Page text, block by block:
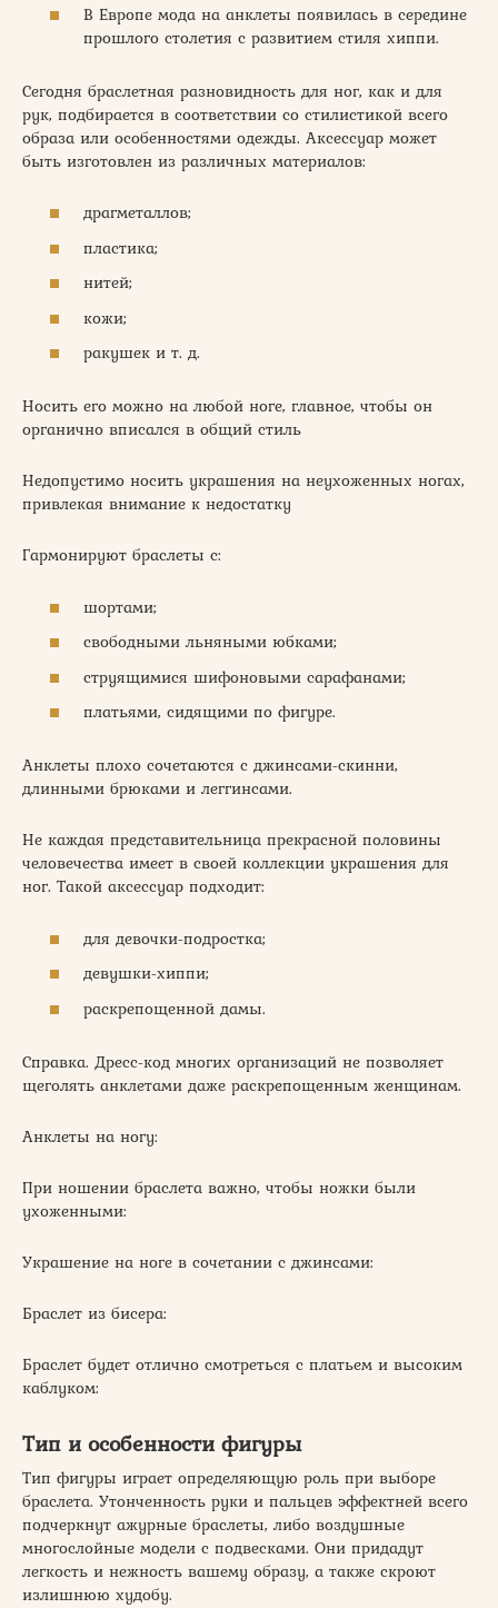
В Европе мода на анклеты появилась в середине
прошлого столетия с развитием стиля хиппи.
Сегодня браслетная разновидность для ног, как и для
рук, подбирается в соответствии со стилистикой всего
образа или особенностями одежды. Аксессуар может
быть изготовлен из различных материалов:
драгметаллов;
пластика;
нитей;
кожи;
ракушек и т. д.
Носить его можно на любой ноге, главное, чтобы он
органично вписался в общий стиль
Недопустимо носить украшения на неухоженных ногах,
привлекая внимание к недостатку
Гармонируют браслеты с:
шортами;
свободными льняными юбками;
струящимися шифоновыми сарафанами;
платьями, сидящими по фигуре.
Анклеты плохо сочетаются с джинсами-скинни,
длинными брюками и леггинсами.
Не каждая представительница прекрасной половины
человечества имеет в своей коллекции украшения для
ног. Такой аксессуар подходит:
для девочки-подростка;
девушки-хиппи;
раскрепощенной дамы.
Справка. Дресс-код многих организаций не позволяет
щеголять анклетами даже раскрепощенным женщинам.
Анклеты на ногу:
При ношении браслета важно, чтобы ножки были
ухоженными:
Украшение на ноге в сочетании с джинсами:
Браслет из бисера:
Браслет будет отлично смотреться с платьем и высоким
каблуком:
Тип и особенности фигуры
Тип фигуры играет определяющую роль при выборе
браслета. Утонченность руки и пальцев эффектней всего
подчеркнут ажурные браслеты, либо воздушные
многослойные модели с подвесками. Они придадут
легкость и нежность вашему образу, а также скроют
излишнюю худобу.